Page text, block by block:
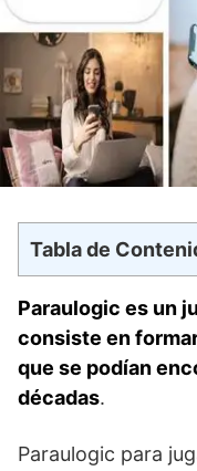
Tabla de
Paraulogic es un
consiste en
que se podían
décadas.
Paraulogic para